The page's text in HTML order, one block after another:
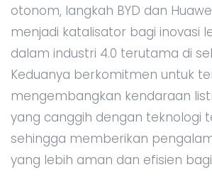
otonom, langkah BYD dan
menjadi katalisator bagi inovasi
dalam industri 4.0 terutama di
Keduanya berkomitmen untuk
mengembangkan kendaraan
yang canggih dengan teknologi
sehingga memberikan
yang lebih aman dan efisien